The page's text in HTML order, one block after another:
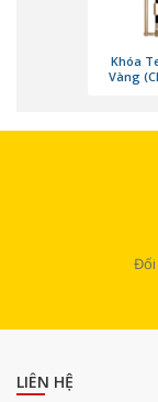
Khóa
Vàng
Đối
LIÊN HỆ